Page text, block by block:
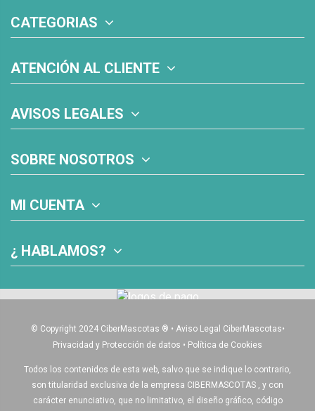
CATEGORIAS
ATENCIÓN AL CLIENTE
AVISOS LEGALES
SOBRE NOSOTROS
MI CUENTA
¿ HABLAMOS?
© Copyright 2024 CiberMascotas ® • Aviso Legal CiberMascotas•
Privacidad y Protección de datos • Política de Cookies
Todos los contenidos de esta web, salvo que se indique lo contrario,
son titularidad exclusiva de la empresa CIBERMASCOTAS , y con
carácter enunciativo, que no limitativo, el diseño gráfico, código